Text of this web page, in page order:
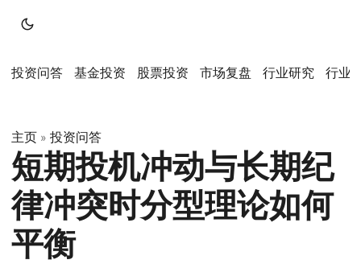
投资问答 基金投资 股票投资 市场复盘 行业研究 行业
主页 » 投资问答
短期投机冲动与长期纪
律冲突时分型理论如何
平衡